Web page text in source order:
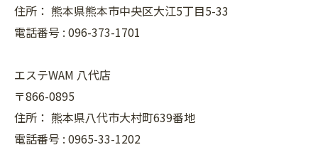
住所： 熊本県熊本市中央区大江5丁目5-33
電話番号 : 096-373-1701
エステWAM 八代店
〒866-0895
住所： 熊本県八代市大村町639番地
電話番号 : 0965-33-1202